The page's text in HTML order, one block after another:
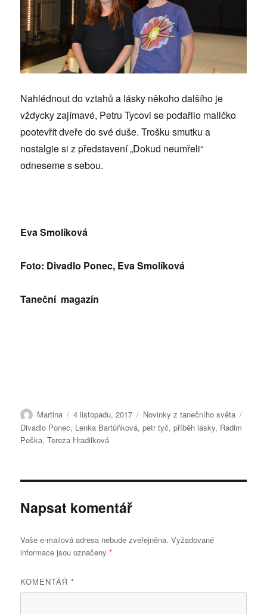
Nahlédnout do vztahů a lásky někoho dalšího je
vždycky zajímavé, Petru Tycovi se podařilo maličko
pootevřít dveře do své duše. Trošku smutku a
nostalgie si z představení „Dokud neumřeli“
odneseme s sebou.
Eva Smolíková
Foto: Divadlo Ponec, Eva Smolíková
Taneční magazín
Autor:
Martina Publikováno:
4 listopadu, 2017 Rubriky:
Novinky z tanečního světa
Divadlo Ponec, Lenka Bartůňková,petr tyč,příběh lásky, Radim
Peška,Tereza Hradilková
Napsat komentář
Vaše e-mailová adresa nebude zveřejněna. Vyžadované
informace jsou označeny*
KOMENTÁŘ*